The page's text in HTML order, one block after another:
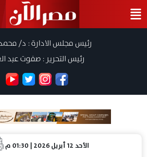
رئيس مجلس الادارة : د/
رئيس التحرير : صفوت عبد
الأحد 12 أبريل 2026 | 01:30 م